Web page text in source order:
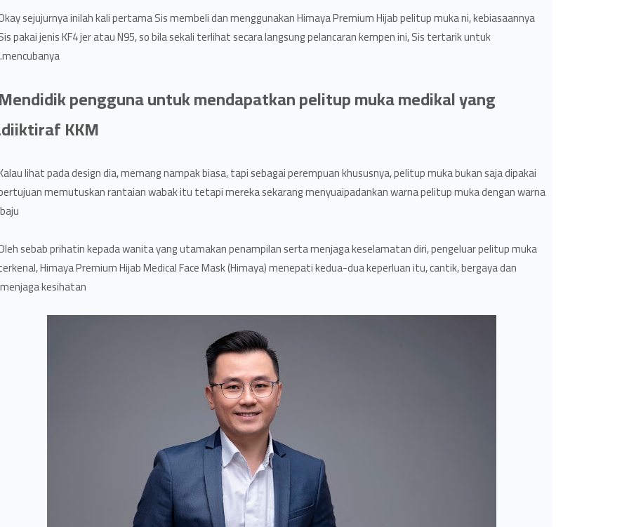
sejujurnya inilah kali pertama Sis membeli dan menggunakan Himaya Premium Hijab pelitup muka ni, kebiasaannya
pakai jenis KF4 jer atau N95, so bila sekali terlihat secara langsung pelancaran kempen ini, Sis tertarik untuk
mencubanya.
Mendidik pengguna untuk mendapatkan pelitup muka medikal yang
diiktiraf KKM
.
lihat pada design dia, memang nampak biasa, tapi sebagai perempuan khususnya, pelitup muka bukan saja dipakai
memutuskan rantaian wabak itu tetapi mereka sekarang menyuaipadankan warna pelitup muka dengan warna
baju.
sebab prihatin kepada wanita yang utamakan penampilan serta menjaga keselamatan diri, pengeluar pelitup muka
Himaya Premium Hijab Medical Face Mask (Himaya) menepati kedua-dua keperluan itu, cantik, bergaya dan
menjaga kesihatan.